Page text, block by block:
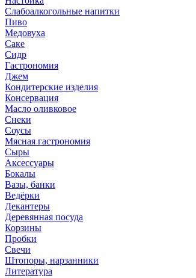
Слабоалкогольные напитки
Пиво
Медовуха
Саке
Сидр
Гастрономия
Джем
Кондитерские изделия
Консервация
Масло оливковое
Снеки
Соусы
Мясная гастрономия
Сыры
Аксессуары
Бокалы
Вазы, банки
Ведёрки
Декантеры
Деревянная посуда
Корзины
Пробки
Свечи
Штопоры, нарзанники
Литература